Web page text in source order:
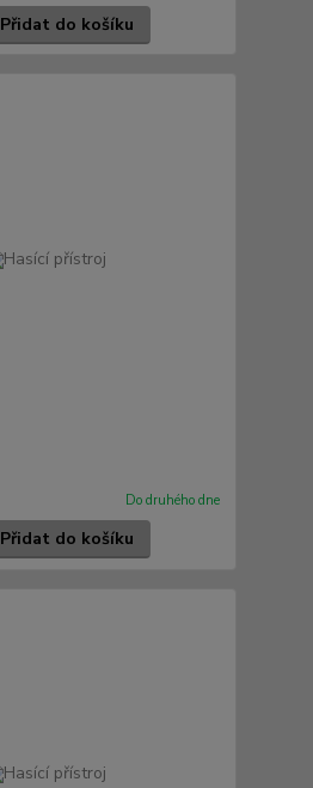
Přidat do košíku
Do druhého dne
Přidat do košíku